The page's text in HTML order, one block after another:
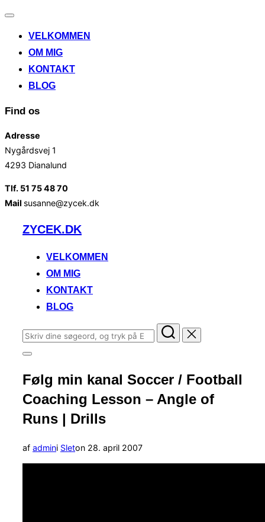
Slå
til/fraVELKOMMEN
OM MIG
KONTAKT
BLOG
Find os
Adresse
Nygårdsvej 1
4293 Dianalund
Tlf. 51 75 48 70
Mail susanne@zycek.dk
VidereZYCEK.DK
VELKOMMEN
OM MIG
KONTAKT
BLOG
Søg
efter:
Slå
i
sidekolonne
til/fra
Følg min kanal Soccer / Football
Coaching Lesson – Angle of
Runs | Drills
af admini Sleton Udgivet
d.
28. april 2007